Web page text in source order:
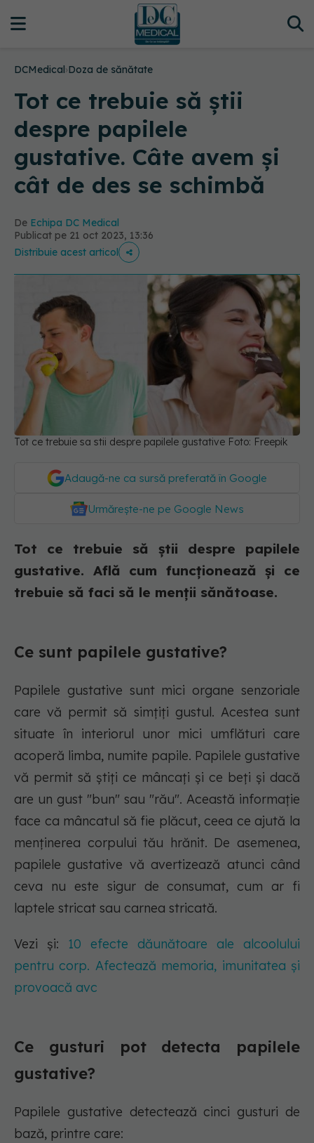
DCMedical›Doza de sănătate
Tot ce trebuie să știi
despre papilele
gustative. Câte avem și
cât de des se schimbă
De Echipa DC Medical
Publicat pe 21 oct 2023, 13:36
Distribuie acest articol
Tot ce trebuie sa stii despre papilele gustative Foto: Freepik
Adaugă-ne ca sursă preferată în Google
Urmărește-ne pe Google News
Tot ce trebuie să știi despre papilele
gustative. Află cum funcționează și ce
trebuie să faci să le menții sănătoase.
Ce sunt papilele gustative?
Papilele gustative sunt mici organe senzoriale
care vă permit să simțiți gustul. Acestea sunt
situate în interiorul unor mici umflături care
acoperă limba, numite papile. Papilele gustative
vă permit să știți ce mâncați și ce beți și dacă
are un gust "bun" sau "rău". Această informație
face ca mâncatul să fie plăcut, ceea ce ajută la
menținerea corpului tău hrănit. De asemenea,
papilele gustative vă avertizează atunci când
ceva nu este sigur de consumat, cum ar fi
laptele stricat sau carnea stricată.
Vezi și: 10 efecte dăunătoare ale alcoolului
pentru corp. Afectează memoria, imunitatea și
provoacă avc
Ce gusturi pot detecta papilele
gustative?
Papilele gustative detectează cinci gusturi de
bază, printre care: